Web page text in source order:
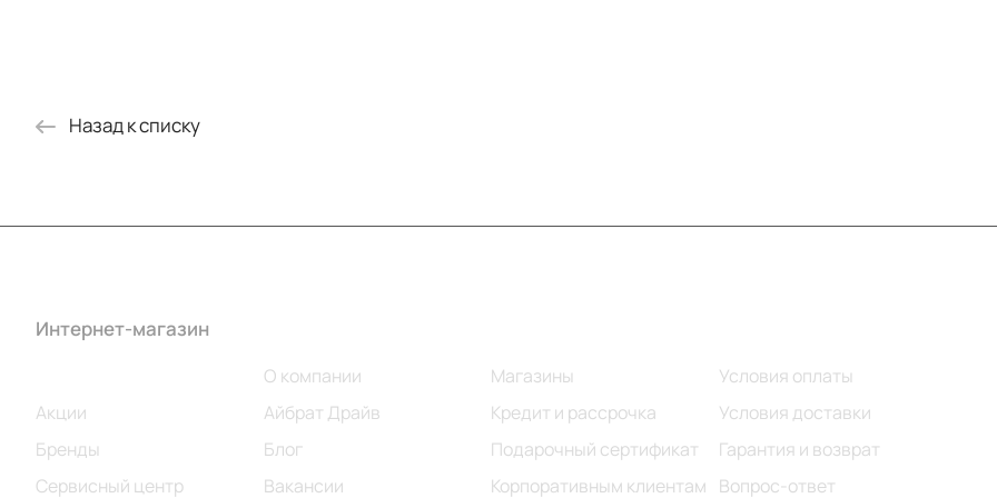
Назад к списку
Интернет-магазин
Акции
Бренды
Сервисный центр
О компании
Айбрат Драйв
Блог
Вакансии
Магазины
Кредит и рассрочка
Подарочный сертификат
Корпоративным клиентам
Условия оплаты
Условия доставки
Гарантия и возврат
Вопрос-ответ